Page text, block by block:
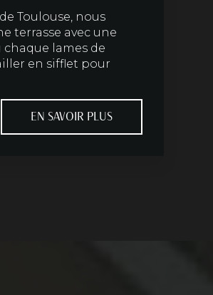
Toulouse, nous
terrasse avec une
lames de
en sifflet pour
EN SAVOIR PLUS